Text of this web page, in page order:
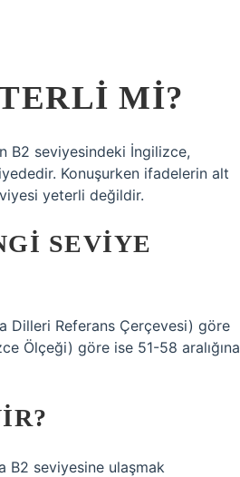
MI?
B2 seviyesindeki İngilizce,
Konuşurken ifadelerin alt
yeterli değildir.
SEVIYE
Dilleri Referans Çerçevesi) göre
Ölçeği) göre ise 51-58 aralığına
B2 seviyesine ulaşmak